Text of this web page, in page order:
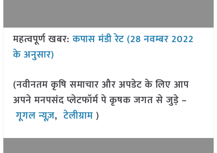
महत्वपूर्ण खबर:कपास मंडी रेट (28 नवम्बर 2022
के अनुसार)
(नवीनतम कृषि समाचार और अपडेट के लिए आप
अपने मनपसंद प्लेटफॉर्म पे कृषक जगत से जुड़े –
गूगल न्यूज़,टेलीग्राम )